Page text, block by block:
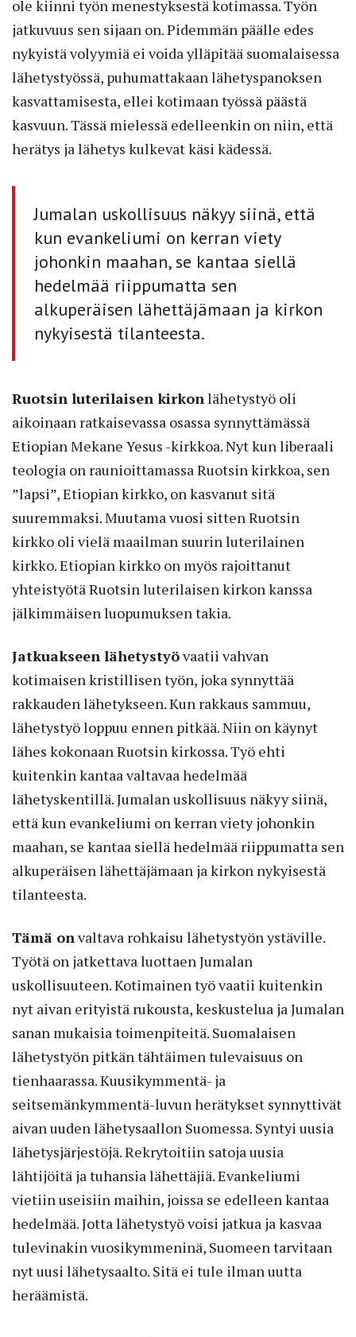
ole kiinni työn menestyksestä kotimassa. Työn
jatkuvuus sen sijaan on. Pidemmän päälle edes
nykyistä volyymiä ei voida ylläpitää suomalaisessa
lähetystyössä, puhumattakaan lähetyspanoksen
kasvattamisesta, ellei kotimaan työssä päästä
kasvuun. Tässä mielessä edelleenkin on niin, että
herätys ja lähetys kulkevat käsi kädessä.
Jumalan uskollisuus näkyy siinä, että
kun evankeliumi on kerran viety
johonkin maahan, se kantaa siellä
hedelmää riippumatta sen
alkuperäisen lähettäjämaan ja kirkon
nykyisestä tilanteesta.
Ruotsin luterilaisen kirkon lähetystyö oli
aikoinaan ratkaisevassa osassa synnyttämässä
Etiopian Mekane Yesus -kirkkoa. Nyt kun liberaali
teologia on raunioittamassa Ruotsin kirkkoa, sen
”lapsi”, Etiopian kirkko, on kasvanut sitä
suuremmaksi. Muutama vuosi sitten Ruotsin
kirkko oli vielä maailman suurin luterilainen
kirkko. Etiopian kirkko on myös rajoittanut
yhteistyötä Ruotsin luterilaisen kirkon kanssa
jälkimmäisen luopumuksen takia.
Jatkuakseen lähetystyövaatii vahvan
kotimaisen kristillisen työn, joka synnyttää
rakkauden lähetykseen. Kun rakkaus sammuu,
lähetystyö loppuu ennen pitkää. Niin on käynyt
lähes kokonaan Ruotsin kirkossa. Työ ehti
kuitenkin kantaa valtavaa hedelmää
lähetyskentillä. Jumalan uskollisuus näkyy siinä,
että kun evankeliumi on kerran viety johonkin
maahan, se kantaa siellä hedelmää riippumatta sen
alkuperäisen lähettäjämaan ja kirkon nykyisestä
tilanteesta.
Tämä on valtava rohkaisu lähetystyön ystäville.
Työtä on jatkettava luottaen Jumalan
uskollisuuteen. Kotimainen työ vaatii kuitenkin
nyt aivan erityistä rukousta, keskustelua ja Jumalan
sanan mukaisia toimenpiteitä. Suomalaisen
lähetystyön pitkän tähtäimen tulevaisuus on
tienhaarassa. Kuusikymmentä- ja
seitsemänkymmentä-luvun herätykset synnyttivät
aivan uuden lähetysaallon Suomessa. Syntyi uusia
lähetysjärjestöjä. Rekrytoitiin satoja uusia
lähtijöitä ja tuhansia lähettäjiä. Evankeliumi
vietiin useisiin maihin, joissa se edelleen kantaa
hedelmää. Jotta lähetystyö voisi jatkua ja kasvaa
tulevinakin vuosikymmeninä, Suomeen tarvitaan
nyt uusi lähetysaalto. Sitä ei tule ilman uutta
heräämistä.